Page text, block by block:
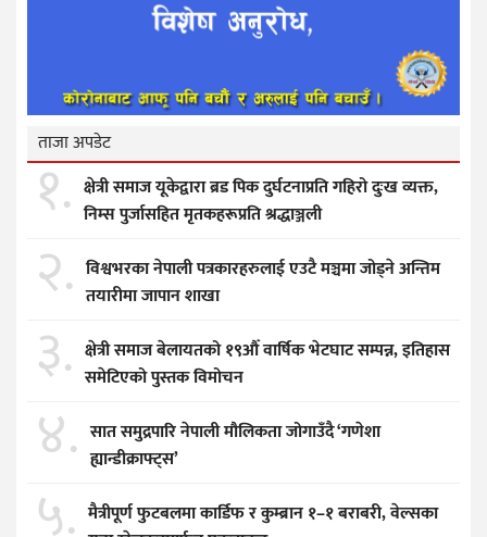
ताजा अपडेट
१. क्षेत्री समाज यूकेद्वारा ब्रड पिक दुर्घटनाप्रति गहिरो दुःख व्यक्त,
निम्स पुर्जासहित मृतकहरूप्रति श्रद्धाञ्जली
२. विश्वभरका नेपाली पत्रकारहरुलाई एउटै मञ्चमा जोड्ने अन्तिम
तयारीमा जापान शाखा
३. क्षेत्री समाज बेलायतको १९औँ वार्षिक भेटघाट सम्पन्न, इतिहास
समेटिएको पुस्तक विमोचन
४. सात समुद्रपारि नेपाली मौलिकता जोगाउँदै ‘गणेशा
ह्यान्डीक्राफ्ट्स’
५. मैत्रीपूर्ण फुटबलमा कार्डिफ र कुम्ब्रान १–१ बराबरी, वेल्सका